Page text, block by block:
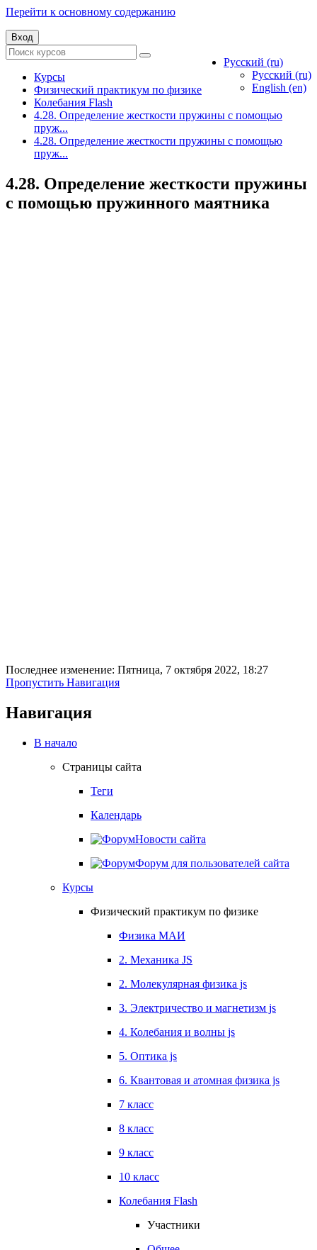
Перейти к основному содержанию
Вход
Русский ‎(ru)‎
Русский ‎(ru)‎
English ‎(en)‎
Курсы
Физический практикум по физике
Колебания Flash
4.28. Определение жесткости пружины с помощью
пруж...
4.28. Определение жесткости пружины с помощью
пруж...
4.28. Определение жесткости пружины
с помощью пружинного маятника
Последнее изменение: Пятница, 7 октября 2022, 18:27
Пропустить Навигация
Навигация
В начало
Страницы сайта
Теги
Календарь
Новости сайта
Форум для пользователей сайта
Курсы
Физический практикум по физике
Физика МАИ
2. Механика JS
2. Молекулярная физика js
3. Электричество и магнетизм js
4. Колебания и волны js
5. Оптика js
6. Квантовая и атомная физика js
7 класс
8 класс
9 класс
10 класс
Колебания Flash
Участники